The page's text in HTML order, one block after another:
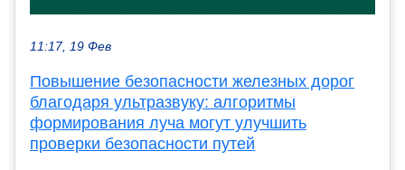
11:17, 19 Фев
Повышение безопасности железных дорог
благодаря ультразвуку: алгоритмы
формирования луча могут улучшить
проверки безопасности путей